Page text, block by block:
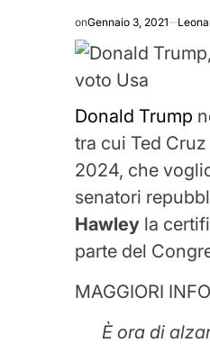
onGennaio 3, 2021
Donald Trump
tra cui Ted
2024, che
senatori
Hawley la
parte del
MAGGIORI
È ora di